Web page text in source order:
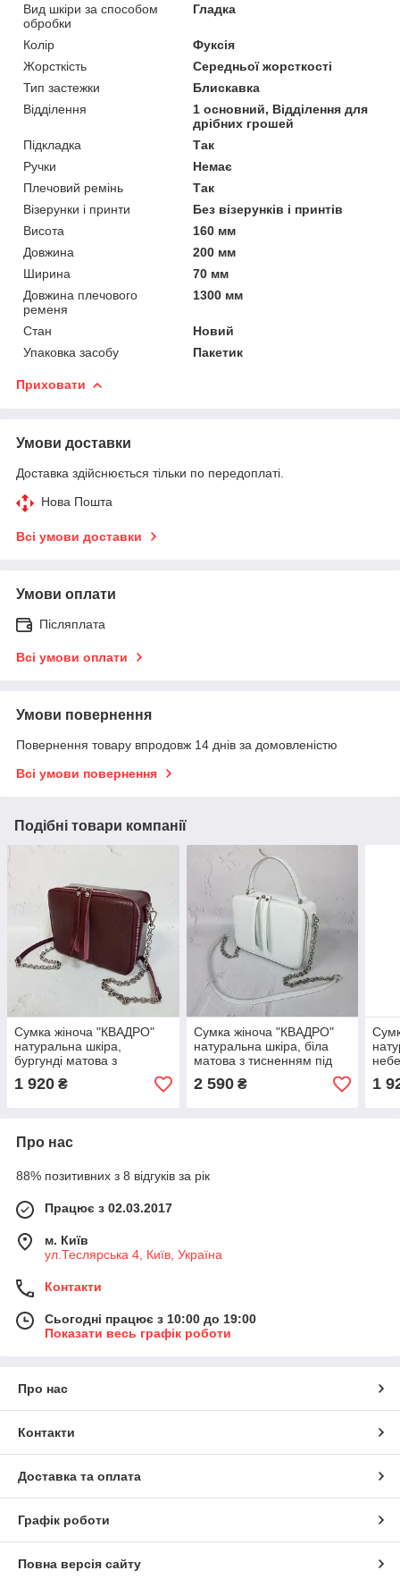
Вид шкіри за способом
обробки
Гладка
Колір
Фуксія
Жорсткість
Середньої жорсткості
Тип застежки
Блискавка
Відділення
1 основний, Відділення для
дрібних грошей
Підкладка
Так
Ручки
Немає
Плечовий ремінь
Так
Візерунки і принти
Без візерунків і принтів
Висота
160 мм
Довжина
200 мм
Ширина
70 мм
Довжина плечового
ременя
1300 мм
Стан
Новий
Упаковка засобу
Пакетик
Приховати
Умови доставки
Доставка здійснюється тільки по передоплаті.
Нова Пошта
Всі умови доставки
Умови оплати
Післяплата
Всі умови оплати
Умови повернення
Повернення товару впродовж 14 днів за домовленістю
Всі умови повернення
Подібні товари компанії
Сумка жіноча "КВАДРО"
натуральна шкіра,
бургунді матова з
тисненням під рептилію
1 920 ₴
Сумка жіноча "КВАДРО"
натуральна шкіра, біла
матова з тисненням під
перлів
2 590₴ 1
Про нас
88% позитивних з 8 відгуків за рік
Працює з 02.03.2017
м. Київ
ул.Теслярська 4, Київ, Україна
Контакти
Сьогодні працює з 10:00 до 19:00
Показати весь графік роботи
Про нас
Контакти
Доставка та оплата
Графік роботи
Повна версія сайту